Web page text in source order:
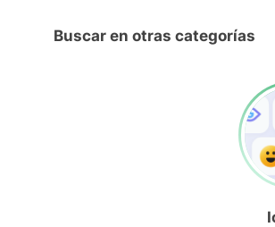
Buscar en otras categorías